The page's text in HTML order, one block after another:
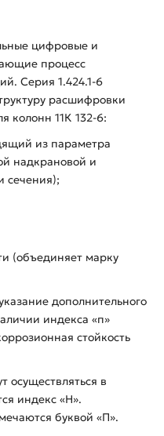
цифровые и
процесс
Серия 1.424.1-6
расшифровки
колонн 11К 132-6:
из параметра
надкрановой и
сечения);
(объединяет марку
дополнительного
индекса «п»
стойкость
осуществляться в
индекс «Н».
буквой «П».